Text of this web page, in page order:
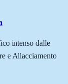
intenso dalle
e Allacciamento